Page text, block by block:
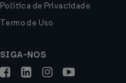
Política de Privacidade
Termo de Uso
SIGA-NOS